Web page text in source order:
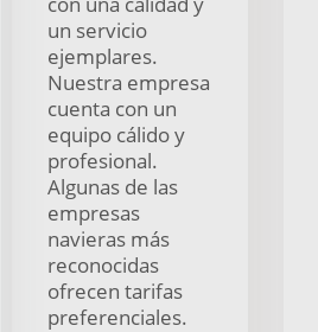
un servicio
ejemplares.
Nuestra empresa
cuenta con un
equipo cálido y
profesional.
Algunas de las
empresas
navieras más
reconocidas
ofrecen tarifas
preferenciales.